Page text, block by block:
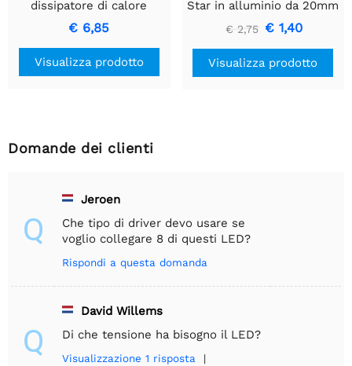
dissipatore di calore
€ 6,85
Visualizza prodotto
Star in alluminio da 20mm
- 10 pezzi
€ 2,75 € 1,40
Visualizza prodotto
Domande dei clienti
Q
Jeroen
Che tipo di driver devo usare se
voglio collegare 8 di questi LED?
Rispondi a questa domanda
Q
David Willems
Di che tensione ha bisogno il LED?
Visualizzazione 1 risposta |